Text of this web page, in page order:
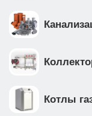
Котлы